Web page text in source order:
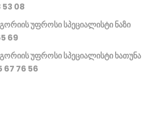
53 08
უფროსი სპეციალისტი ნაზი
69
უფროსი სპეციალისტი ხათუნა
67 76 56